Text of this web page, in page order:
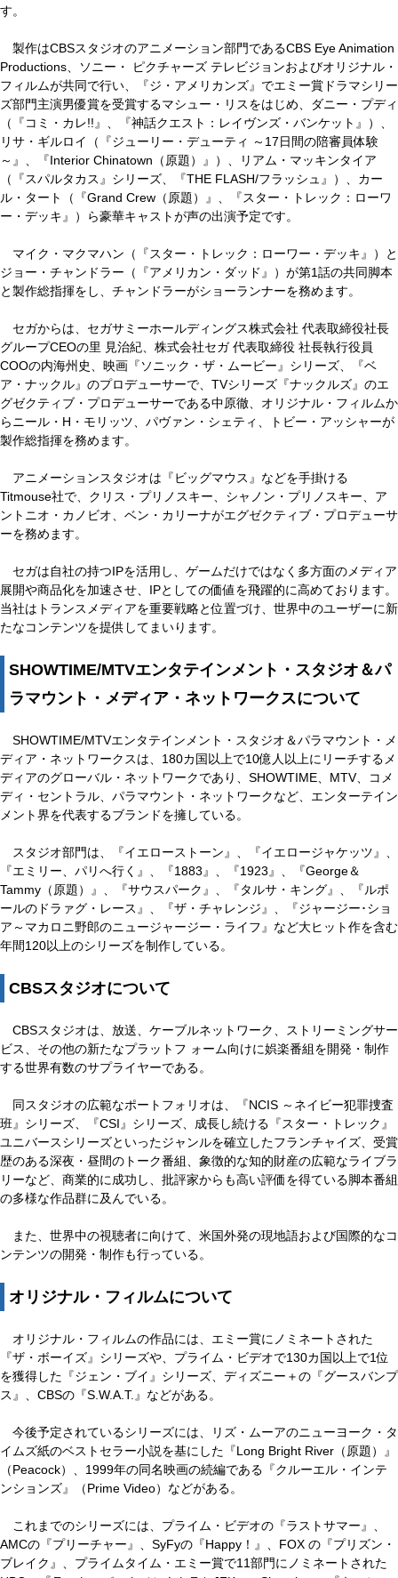
す。
製作はCBSスタジオのアニメーション部門であるCBS Eye Animation
Productions、ソニー・ ピクチャーズ テレビジョンおよびオリジナル・
フィルムが共同で行い、『ジ・アメリカンズ』でエミー賞ドラマシリー
ズ部門主演男優賞を受賞するマシュー・リスをはじめ、ダニー・プディ
（『コミ・カレ!!』、『神話クエスト：レイヴンズ・バンケット』）、
リサ・ギルロイ（『ジューリー・デューティ ～17日間の陪審員体験
～』、『Interior Chinatown（原題）』）、リアム・マッキンタイア
（『スパルタカス』シリーズ、『THE FLASH/フラッシュ』）、カー
ル・タート（『Grand Crew（原題）』、『スター・トレック：ローワ
ー・デッキ』）ら豪華キャストが声の出演予定です。
マイク・マクマハン（『スター・トレック：ローワー・デッキ』）と
ジョー・チャンドラー（『アメリカン・ダッド』）が第1話の共同脚本
と製作総指揮をし、チャンドラーがショーランナーを務めます。
セガからは、セガサミーホールディングス株式会社 代表取締役社長
グループCEOの里 見治紀、株式会社セガ 代表取締役 社長執行役員
COOの内海州史、映画『ソニック・ザ・ムービー』シリーズ、『ベ
ア・ナックル』のプロデューサーで、TVシリーズ『ナックルズ』のエ
グゼクティブ・プロデューサーである中原徹、オリジナル・フィルムか
らニール・H・モリッツ、パヴァン・シェティ、トビー・アッシャーが
製作総指揮を務めます。
アニメーションスタジオは『ビッグマウス』などを手掛ける
Titmouse社で、クリス・プリノスキー、シャノン・プリノスキー、ア
ントニオ・カノビオ、ベン・カリーナがエグゼクティブ・プロデューサ
ーを務めます。
セガは自社の持つIPを活用し、ゲームだけではなく多方面のメディア
展開や商品化を加速させ、IPとしての価値を飛躍的に高めております。
当社はトランスメディアを重要戦略と位置づけ、世界中のユーザーに新
たなコンテンツを提供してまいります。
SHOWTIME/MTVエンタテインメント・スタジオ＆パ
ラマウント・メディア・ネットワークスについて
SHOWTIME/MTVエンタテインメント・スタジオ＆パラマウント・メ
ディア・ネットワークスは、180カ国以上で10億人以上にリーチするメ
ディアのグローバル・ネットワークであり、SHOWTIME、MTV、コメ
ディ・セントラル、パラマウント・ネットワークなど、エンターテイン
メント界を代表するブランドを擁している。
スタジオ部門は、『イエローストーン』、『イエロージャケッツ』、
『エミリー、パリへ行く』、『1883』、『1923』、『George＆
Tammy（原題）』、『サウスパーク』、『タルサ・キング』、『ルポ
ールのドラァグ・レース』、『ザ・チャレンジ』、『ジャージー･ショ
ア～マカロニ野郎のニュージャージー・ライフ』など大ヒット作を含む
年間120以上のシリーズを制作している。
CBSスタジオについて
CBSスタジオは、放送、ケーブルネットワーク、ストリーミングサー
ビス、その他の新たなプラットフ ォーム向けに娯楽番組を開発・制作
する世界有数のサプライヤーである。
同スタジオの広範なポートフォリオは、『NCIS ～ネイビー犯罪捜査
班』シリーズ、『CSI』シリーズ、成長し続ける『スター・トレック』
ユニバースシリーズといったジャンルを確立したフランチャイズ、受賞
歴のある深夜・昼間のトーク番組、象徴的な知的財産の広範なライブラ
リーなど、商業的に成功し、批評家からも高い評価を得ている脚本番組
の多様な作品群に及んでいる。
また、世界中の視聴者に向けて、米国外発の現地語および国際的なコ
ンテンツの開発・制作も行っている。
オリジナル・フィルムについて
オリジナル・フィルムの作品には、エミー賞にノミネートされた
『ザ・ボーイズ』シリーズや、プライム・ビデオで130カ国以上で1位
を獲得した『ジェン・ブイ』シリーズ、ディズニー＋の『グースバンプ
ス』、CBSの『S.W.A.T.』などがある。
今後予定されているシリーズには、リズ・ムーアのニューヨーク・タ
イムズ紙のベストセラー小説を基にした『Long Bright River（原題）』
（Peacock）、1999年の同名映画の続編である『クルーエル・インテ
ンションズ』（Prime Video）などがある。
これまでのシリーズには、プライム・ビデオの『ラストサマー』、
AMCの『プリーチャー』、SyFyの『Happy！』、FOX の『プリズン・
ブレイク』、プライムタイム・エミー賞で11部門にノミネートされた